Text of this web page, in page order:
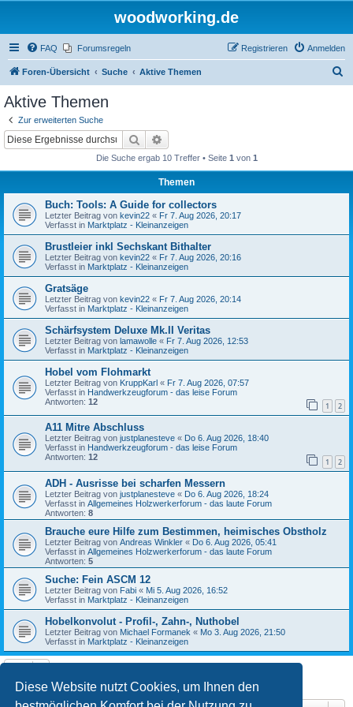
Diese Website nutzt Cookies, um Ihnen den
woodworking.de
FAQ Forumsregeln Anmelden
Registrieren
Foren-Übersicht Suche Aktive Themen
Aktive Themen
Zur erweiterten Suche
Suche
Die Suche ergab 10 Treffer • Seite 1 von 1
Themen
Buch: Tools: A Guide for collectors
Letzter Beitrag von kevin22 « Fr 7. Aug 2026, 20:17
Verfasst in Marktplatz - Kleinanzeigen
Brustleier inkl Sechskant Bithalter
Letzter Beitrag von kevin22 « Fr 7. Aug 2026, 20:16
Verfasst in Marktplatz - Kleinanzeigen
Gratsäge
Letzter Beitrag von kevin22 « Fr 7. Aug 2026, 20:14
Verfasst in Marktplatz - Kleinanzeigen
Schärfsystem Deluxe Mk.II Veritas
Letzter Beitrag von lamawolle « Fr 7. Aug 2026, 12:53
Verfasst in Marktplatz - Kleinanzeigen
Hobel vom Flohmarkt
Letzter Beitrag von KruppKarl « Fr 7. Aug 2026, 07:57
Verfasst in Handwerkzeugforum - das leise Forum
Antworten: 12 1 2
A11 Mitre Abschluss
Letzter Beitrag von justplanesteve « Do 6. Aug 2026, 18:40
Verfasst in Handwerkzeugforum - das leise Forum
Antworten: 12 1 2
ADH - Ausrisse bei scharfen Messern
Letzter Beitrag von justplanesteve « Do 6. Aug 2026, 18:24
Verfasst in Allgemeines Holzwerkerforum - das laute Forum
Antworten: 8
Brauche eure Hilfe zum Bestimmen, heimisches Obstholz
Letzter Beitrag von Andreas Winkler « Do 6. Aug 2026, 05:41
Verfasst in Allgemeines Holzwerkerforum - das laute Forum
Antworten: 5
Suche: Fein ASCM 12
Letzter Beitrag von Fabi « Mi 5. Aug 2026, 16:52
Verfasst in Marktplatz - Kleinanzeigen
Hobelkonvolut - Profil-, Zahn-, Nuthobel
Letzter Beitrag von Michael Formanek « Mo 3. Aug 2026, 21:50
Verfasst in Marktplatz - Kleinanzeigen
Die Suche ergab 10 Treffer • Seite1 von 1